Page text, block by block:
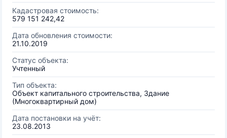
Кадастровая стоимость:
579 151 242,42
Дата обновления стоимости:
21.10.2019
Статус объекта:
Учтенный
Тип объекта:
Объект капитального строительства, Здание
(Многоквартирный дом)
Дата постановки на учёт:
23.08.2013